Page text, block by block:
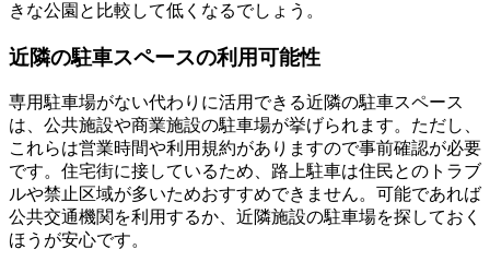
きな公園と比較して低くなるでしょう。
近隣の駐車スペースの利用可能性
専用駐車場がない代わりに活用できる近隣の駐車スペース
は、公共施設や商業施設の駐車場が挙げられます。ただし、
これらは営業時間や利用規約がありますので事前確認が必要
です。住宅街に接しているため、路上駐車は住民とのトラブ
ルや禁止区域が多いためおすすめできません。可能であれば
公共交通機関を利用するか、近隣施設の駐車場を探しておく
ほうが安心です。